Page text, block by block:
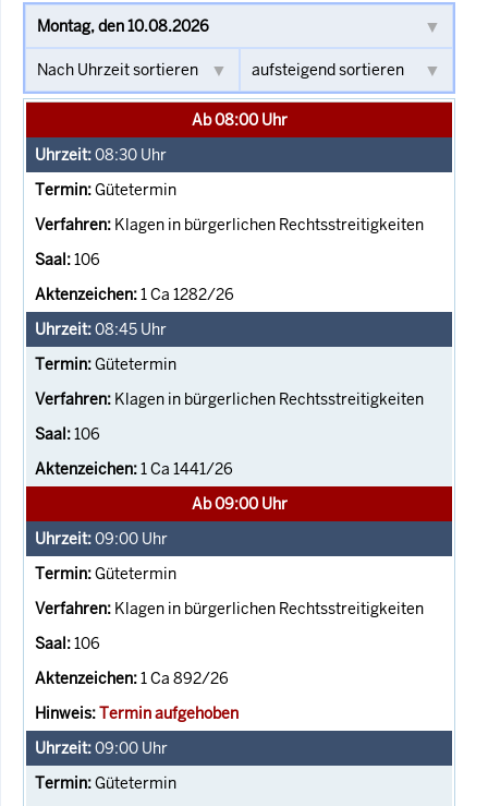
Ab 08:00 Uhr
08:30 Uhr
Gütetermin
Klagen in bürgerlichen Rechtsstreitigkeiten
106
1 Ca 1282/26
08:45 Uhr
Gütetermin
Klagen in bürgerlichen Rechtsstreitigkeiten
106
1 Ca 1441/26
Ab 09:00 Uhr
09:00 Uhr
Gütetermin
Klagen in bürgerlichen Rechtsstreitigkeiten
106
1 Ca 892/26
Termin aufgehoben
09:00 Uhr
Gütetermin